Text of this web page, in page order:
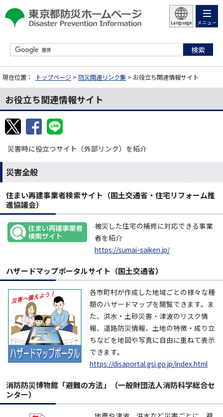
Language メニュー
現在位置： トップページ > 防災関連リンク集 > お役立ち関連情報サイト
お役立ち関連情報サイト
災害時に役立つサイト（外部リンク）を紹介
災害全般
住まい再建事業者検索サイト（国土交通省・住宅リフォーム推
進協議会）
被災した住宅の補修に対応できる事業
者を紹介
https://sumai-saiken.jp/
ハザードマップポータルサイト（国土交通省）
各市町村が作成した地域ごとの様々な種
類のハザードマップを閲覧できます。ま
た、洪水・土砂災害・津波のリスク情
報、道路防災情報、土地の特徴・成り立
ちなどを地図や写真に自由に重ねて表示
できます。
https://disaportal.gsi.go.jp/index.html
消防防災博物館「避難の方法」（一般財団法人消防科学総合セ
ンター）